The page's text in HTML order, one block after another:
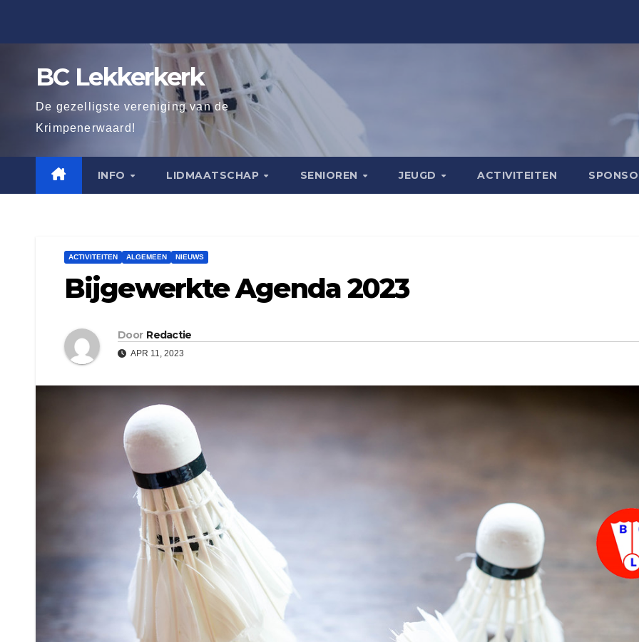
BC Lekkerkerk
De gezelligste vereniging van de
Krimpenerwaard!
INFO LIDMAATSCHAP SENIOREN JEUGD ACTIVITEITEN
ACTIVITEITEN ALGEMEEN NIEUWS
Bijgewerkte Agenda 2023
Door Redactie
APR 11, 2023